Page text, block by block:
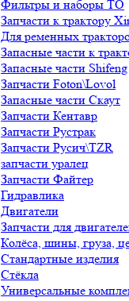
Фильтры и наборы ТО
Запчасти к трактору
Для ременных
Запасные части к
Запасные части Shifeng
Запчасти Foton\Lovol
Запасные части Скаут
Запчасти Кентавр
Запчасти Рустрак
Запчасти Русич\TZR
запчасти уралец
Запчасти Файтер
Гидравлика
Двигатели
Запчасти для
Колёса, шины, груза,
Стандартные изделия
Стёкла
Универсальные